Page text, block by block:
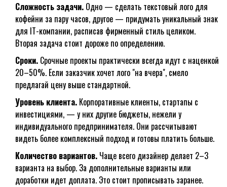
Сложность задачи. Одно — сделать текстовый лого для
кофейни за пару часов, другое — придумать уникальный знак
для IT-компании, расписав фирменный стиль целиком.
Вторая задача стоит дороже по определению.
Сроки. Срочные проекты практически всегда идут с наценкой
20–50%. Если заказчик хочет лого "на вчера", смело
предлагай цену выше стандартной.
Уровень клиента. Корпоративные клиенты, стартапы с
инвестициями, — у них другие бюджеты, нежели у
индивидуального предпринимателя. Они рассчитывают
видеть более комплексный подход и готовы платить больше.
Количество вариантов. Чаще всего дизайнер делает 2–3
варианта на выбор. За дополнительные варианты или
доработки идет доплата. Это стоит прописывать заранее.